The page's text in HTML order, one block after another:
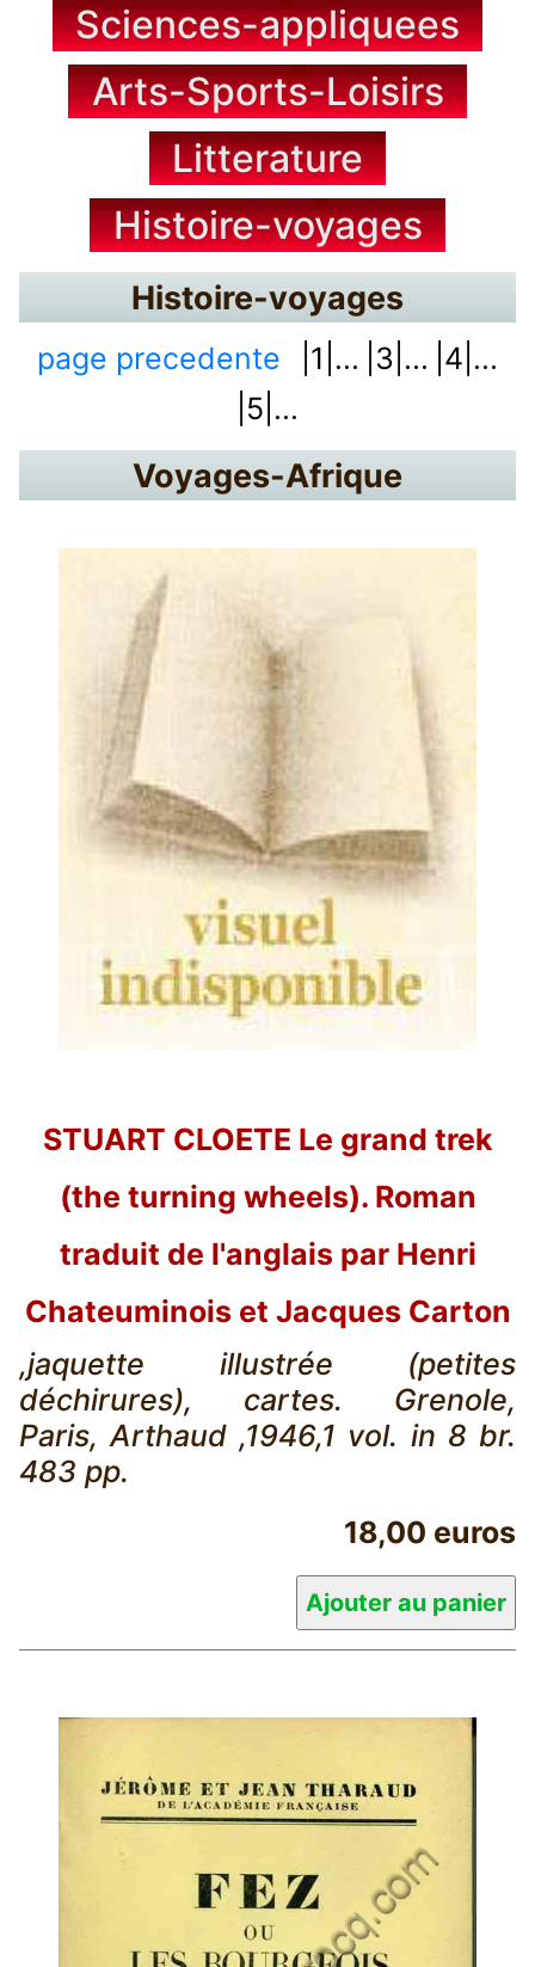
Sciences-appliquees
Arts-Sports-Loisirs
Litterature
Histoire-voyages
Histoire-voyages
page precedente |1|... |3|... |4|...
|5|...
Voyages-Afrique
STUART CLOETE Le grand trek
(the turning wheels). Roman
traduit de l'anglais par Henri
Chateuminois et Jacques Carton
,jaquette illustrée (petites
déchirures), cartes. Grenole,
Paris, Arthaud ,1946,1 vol. in 8 br.
483 pp.
18,00 euros